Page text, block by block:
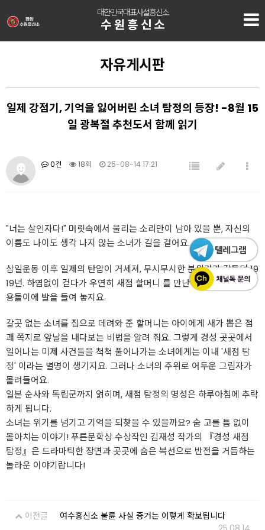
대한민국대표사설흥신소
수원흥신소
자유게시판
일제 강점기, 기억을 잃어버린 소녀 탐정의 등장! -8월 15
일 광복절 추천도서 함께 읽기
0건 18회 25-08-14 17:21
"너는 살인자다!" 머릿속에서 울리는 소리만이 남아 있을 뿐, 자신의
이름도 나이도 생각 나지 않는 소녀가 길을 걸어요.
삼일운동 이후 일제의 탄압이 거세져, 무시무시한 분위기가 감돌던 19
19년. 하염없이 걷다가 우연히 새점 할머니 를 만난 소녀는 운명의 소
용돌이에 발을 들여 놓지요.
갈곳 없는 소녀를 집으로 데려와 준 할머니는 아이에게 새가 뽑은 점
괘 쪽지로 앞날을 내다보는 비법을 알려 줘요. 그렇게 경성 곳곳에서
일어나는 미제 사건들을 척척 풀어나가는 소녀에게는 이내 '새점 탐
정' 이라는 별명이 생기지요. 그러나 소녀의 주위로 어두운 그림자가
몰려들어요.
일본 순사와 독립군까지 얽히며, 새점 탐정의 명성은 하루아침에 추락
하게 됩니다.
소녀는 위기를 넘기고 기억을 되찾을 수 있을까요? 숨 고를 틈 없이
몰아치는 이야기! 푸른문학상 수상작인 김재성 작가의 『경성 새점
탐정』은 드라마틱한 장면과 곳곳에 숨은 복선으로 반전을 거듭하는
놀라운 이야기랍니다!
이전글
여수흥신소 불륜 사실 증거는 이렇게 확보됩니다